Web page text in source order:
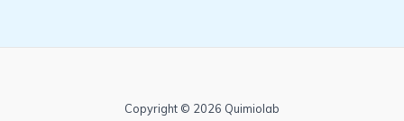
Copyright © 2026 Quimiolab